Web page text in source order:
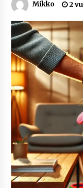
Matti
1
2
2
2
Nina
Mikko 2